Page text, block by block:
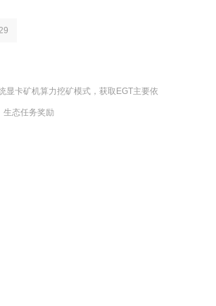
显卡矿机算力挖矿模式，获取EGT主要依
生态任务奖励